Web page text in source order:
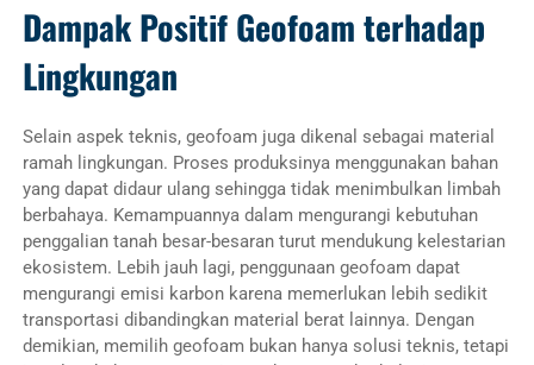
Dampak Positif Geofoam terhadap
Lingkungan
Selain aspek teknis, geofoam juga dikenal sebagai material
ramah lingkungan. Proses produksinya menggunakan bahan
yang dapat didaur ulang sehingga tidak menimbulkan limbah
berbahaya. Kemampuannya dalam mengurangi kebutuhan
penggalian tanah besar-besaran turut mendukung kelestarian
ekosistem. Lebih jauh lagi, penggunaan geofoam dapat
mengurangi emisi karbon karena memerlukan lebih sedikit
transportasi dibandingkan material berat lainnya. Dengan
demikian, memilih geofoam bukan hanya solusi teknis, tetapi